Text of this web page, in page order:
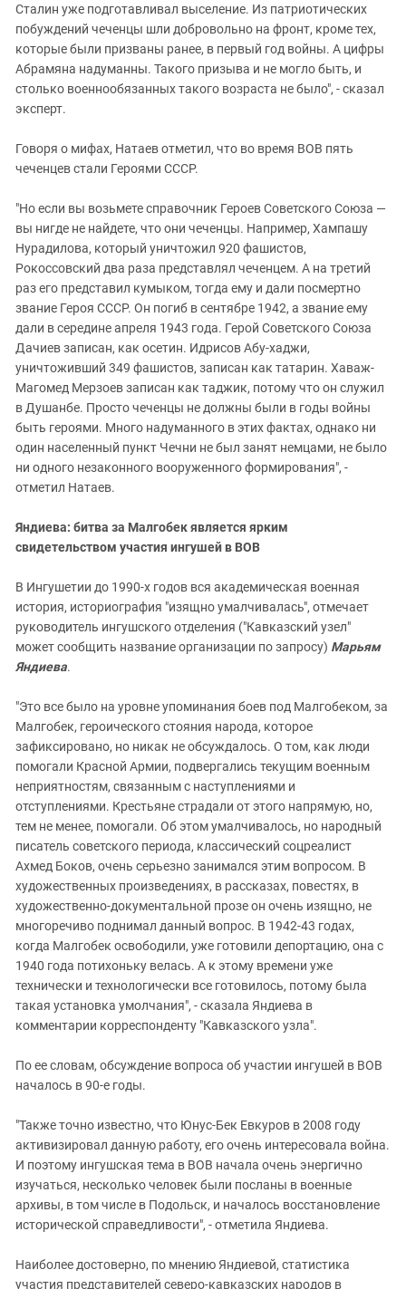
Сталин уже подготавливал выселение. Из патриотических
побуждений чеченцы шли добровольно на фронт, кроме тех,
которые были призваны ранее, в первый год войны. А цифры
Абрамяна надуманны. Такого призыва и не могло быть, и
столько военнообязанных такого возраста не было", - сказал
эксперт.
Говоря о мифах, Натаев отметил, что во время ВОВ пять
чеченцев стали Героями СССР.
"Но если вы возьмете справочник Героев Советского Союза —
вы нигде не найдете, что они чеченцы. Например, Хампашу
Нурадилова, который уничтожил 920 фашистов,
Рокоссовский два раза представлял чеченцем. А на третий
раз его представил кумыком, тогда ему и дали посмертно
звание Героя СССР. Он погиб в сентябре 1942, а звание ему
дали в середине апреля 1943 года. Герой Советского Союза
Дачиев записан, как осетин. Идрисов Абу-хаджи,
уничтоживший 349 фашистов, записан как татарин. Хаваж-
Магомед Мерзоев записан как таджик, потому что он служил
в Душанбе. Просто чеченцы не должны были в годы войны
быть героями. Много надуманного в этих фактах, однако ни
один населенный пункт Чечни не был занят немцами, не было
ни одного незаконного вооруженного формирования", -
отметил Натаев.
Яндиева: битва за Малгобек является ярким
свидетельством участия ингушей в ВОВ
В Ингушетии до 1990-х годов вся академическая военная
история, историография "изящно умалчивалась", отмечает
руководитель ингушского отделения ("Кавказский узел"
может сообщить название организации по запросу) Марьям
Яндиева.
"Это все было на уровне упоминания боев под Малгобеком, за
Малгобек, героического стояния народа, которое
зафиксировано, но никак не обсуждалось. О том, как люди
помогали Красной Армии, подвергались текущим военным
неприятностям, связанным с наступлениями и
отступлениями. Крестьяне страдали от этого напрямую, но,
тем не менее, помогали. Об этом умалчивалось, но народный
писатель советского периода, классический соцреалист
Ахмед Боков, очень серьезно занимался этим вопросом. В
художественных произведениях, в рассказах, повестях, в
художественно-документальной прозе он очень изящно, не
многоречиво поднимал данный вопрос. В 1942-43 годах,
когда Малгобек освободили, уже готовили депортацию, она с
1940 года потихоньку велась. А к этому времени уже
технически и технологически все готовилось, потому была
такая установка умолчания", - сказала Яндиева в
комментарии корреспонденту "Кавказского узла".
По ее словам, обсуждение вопроса об участии ингушей в ВОВ
началось в 90-е годы.
"Также точно известно, что Юнус-Бек Евкуров в 2008 году
активизировал данную работу, его очень интересовала война.
И поэтому ингушская тема в ВОВ начала очень энергично
изучаться, несколько человек были посланы в военные
архивы, в том числе в Подольск, и началось восстановление
исторической справедливости", - отметила Яндиева.
Наиболее достоверно, по мнению Яндиевой, статистика
участия представителей северо-кавказских народов в